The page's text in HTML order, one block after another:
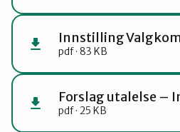
pdf · 83 KB
pdf · 25 KB